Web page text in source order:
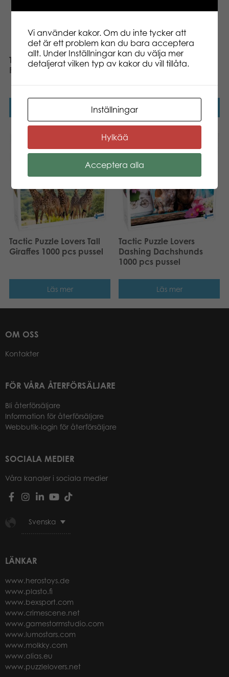
Tactic Puzzle Lovers Koli
Finland 1000 pcs pussel
Tactic Puzzle Lovers View
of Helsinki 1000 pcs
Tactic Puzzle Lovers Tall
Giraffes 1000 pcs pussel
Läs mer
Tactic Puzzle Lovers
Dashing Dachshunds
1000 pcs pussel
Läs mer
OM OSS
Kontakter
FÖR VÅRA ÅTERFÖRSÄLJARE
Bli återförsäljare
Information för återförsäljare
Webbutik-login för återförsäljare
SOCIALA MEDIER
Våra kanaler i sociala medier
Svenska
LÄNKAR
www.herostoys.de
www.plasto.fi
www.bexsport.com
www.crimescene.net
www.gamestormstudio.com
www.lumostars.com
www.molkky.com
www.alias.eu
www.puzzlelovers.net
Vi använder kakor. Om du inte tycker att
det är ett problem kan du bara acceptera
allt. Under Inställningar kan du välja mer
detaljerat vilken typ av kakor du vill tillåta.
Inställningar
Hylkää
Acceptera alla